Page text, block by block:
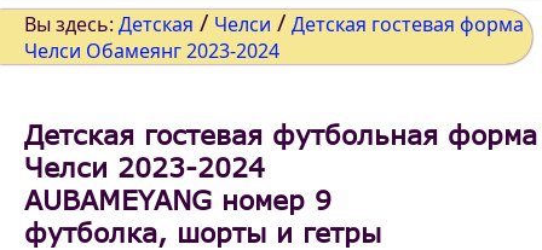
Вы здесь: Детская / Челси / Детская гостевая форма
Челси Обамеянг 2023-2024
Детская гостевая футбольная форма
Челси 2023-2024
AUBAMEYANG номер 9
футболка, шорты и гетры